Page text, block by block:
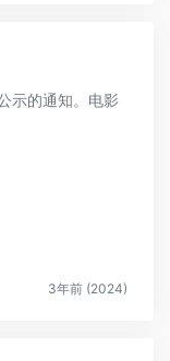
示的通知。电影
3年前 (2024)